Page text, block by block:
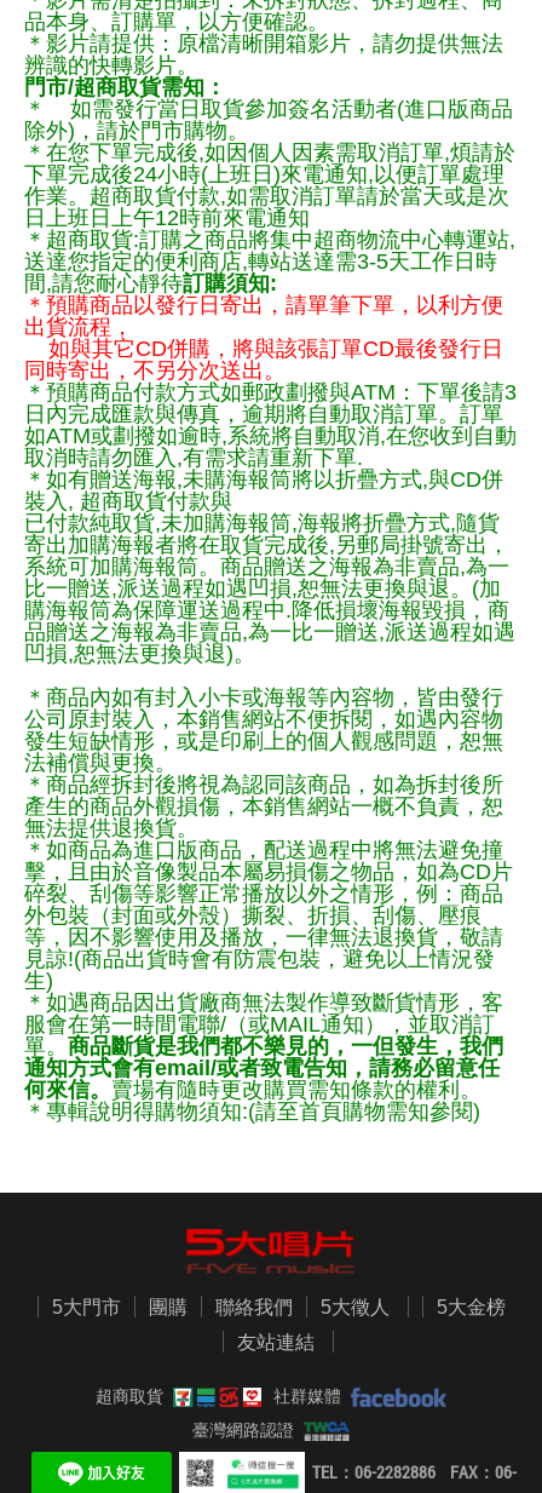
品本身、訂購單，以方便確認。
＊影片請提供：原檔清晰開箱影片，請勿提供無法
辨識的快轉影片。
門市/超商取貨需知：
＊ 如需發行當日取貨參加簽名活動者(進口版商品
除外)，請於門市購物。
＊在您下單完成後,如因個人因素需取消訂單,煩請於
下單完成後24小時(上班日)來電通知,以便訂單處理
作業。超商取貨付款,如需取消訂單請於當天或是次
日上班日上午12時前來電通知
＊超商取貨:訂購之商品將集中超商物流中心轉運站,
送達您指定的便利商店,轉站送達需3-5天工作日時
間,請您耐心靜待訂購須知:
＊預購商品以發行日寄出，請單筆下單，以利方便
出貨流程，
如與其它CD併購，將與該張訂單CD最後發行日
同時寄出，不另分次送出。
＊預購商品付款方式如郵政劃撥與ATM：下單後請3
日內完成匯款與傳真，逾期將自動取消訂單。訂單
如ATM或劃撥如逾時,系統將自動取消,在您收到自動
取消時請勿匯入,有需求請重新下單.
＊如有贈送海報,未購海報筒將以折疊方式,與CD併
裝入, 超商取貨付款與
已付款純取貨,未加購海報筒,海報將折疊方式,隨貨
寄出加購海報者將在取貨完成後,另郵局掛號寄出，
系統可加購海報筒。商品贈送之海報為非賣品,為一
比一贈送,派送過程如遇凹損,恕無法更換與退。(加
購海報筒為保障運送過程中.降低損壞海報毀損，商
品贈送之海報為非賣品,為一比一贈送,派送過程如遇
凹損,恕無法更換與退)。
＊商品內如有封入小卡或海報等內容物，皆由發行
公司原封裝入，本銷售網站不便拆閱，如遇內容物
發生短缺情形，或是印刷上的個人觀感問題，恕無
法補償與更換。
＊商品經拆封後將視為認同該商品，如為拆封後所
產生的商品外觀損傷，本銷售網站一概不負責，恕
無法提供退換貨。
＊如商品為進口版商品，配送過程中將無法避免撞
擊，且由於音像製品本屬易損傷之物品，如為CD片
碎裂、刮傷等影響正常播放以外之情形，例：商品
外包裝（封面或外殼）撕裂、折損、刮傷、壓痕
等，因不影響使用及播放，一律無法退換貨，敬請
見諒!(商品出貨時會有防震包裝，避免以上情況發
生)
＊如遇商品因出貨廠商無法製作導致斷貨情形，客
服會在第一時間電聯/（或MAIL通知），並取消訂
單。 商品斷貨是我們都不樂見的，一但發生，我們
通知方式會有email/或者致電告知，請務必留意任
何來信。 賣場有隨時更改購買需知條款的權利。
＊專輯說明得購物須知:(請至首頁購物需知參閱)
5大門市 團購 聯絡我們 5大徵人
5大金榜
友站連結
超商取貨
社群媒體
臺灣網路認證
TEL：06-2282886 FAX：06-